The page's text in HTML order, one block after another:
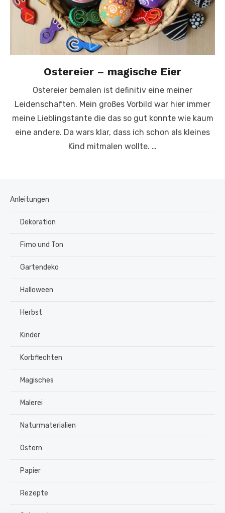
Ostereier – magische Eier
Ostereier bemalen ist definitiv eine meiner
Leidenschaften. Mein großes Vorbild war hier immer
meine Lieblingstante die das so gut konnte wie kaum
eine andere. Da wars klar, dass ich schon als kleines
Kind mitmalen wollte. …
Anleitungen
Dekoration
Fimo und Ton
Gartendeko
Halloween
Herbst
Kinder
Korbflechten
Magisches
Malerei
Naturmaterialien
Ostern
Papier
Rezepte